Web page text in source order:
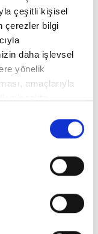
çeşitli kişisel
çerezler bilgi
daha işlevsel
yönelik
amaçlarıyla
ilişkin detaylı bilgi
Bilgilendirme
Kanunu uyarınca
ile ilgili dahaAli Emre